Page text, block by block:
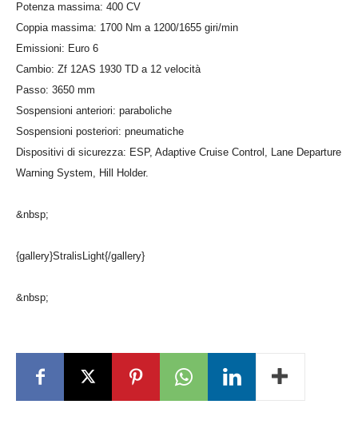
Potenza massima: 400 CV
Coppia massima: 1700 Nm a 1200/1655 giri/min
Emissioni: Euro 6
Cambio: Zf 12AS 1930 TD a 12 velocità
Passo: 3650 mm
Sospensioni anteriori: paraboliche
Sospensioni posteriori: pneumatiche
Dispositivi di sicurezza: ESP, Adaptive Cruise Control, Lane Departure
Warning System, Hill Holder.
&nbsp;
{gallery}StralisLight{/gallery}
&nbsp;